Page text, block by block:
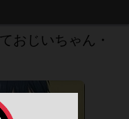
おじいちゃん・